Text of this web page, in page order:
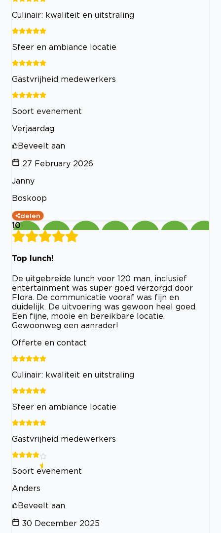
Culinair: kwaliteit en uitstraling
Sfeer en ambiance locatie
Gastvrijheid medewerkers
Soort evenement
Verjaardag
Beveelt aan
27 February 2026
Janny
Boskoop
delen
10
Top lunch!
De uitgebreide lunch voor 120 man, inclusief
entertainment was super goed verzorgd door
Flora. De communicatie vooraf was fijn en
duidelijk. De uitvoering was gewoon heel goed.
Een fijne, mooie en bereikbare locatie.
Gewoonweg een aanrader!
Offerte en contact
Culinair: kwaliteit en uitstraling
Sfeer en ambiance locatie
Gastvrijheid medewerkers
Soort evenement
Anders
Beveelt aan
30 December 2025